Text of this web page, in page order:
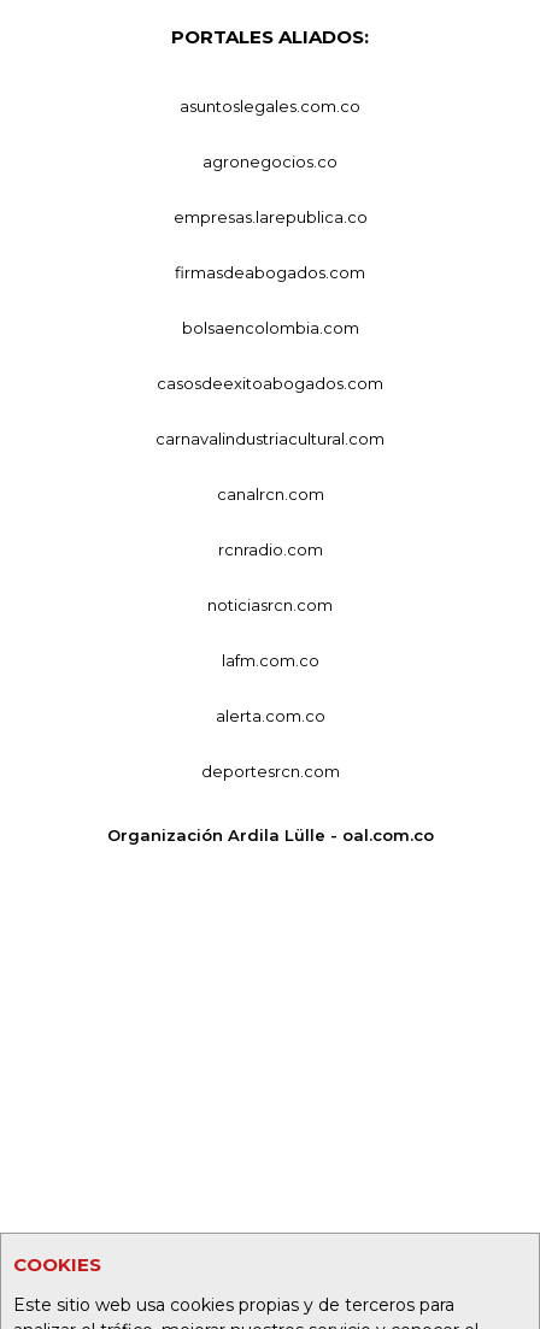
COOKIES
Este sitio web usa cookies propias y de terceros para
PORTALES ALIADOS:
asuntoslegales.com.co
agronegocios.co
empresas.larepublica.co
firmasdeabogados.com
bolsaencolombia.com
casosdeexitoabogados.com
carnavalindustriacultural.com
canalrcn.com
rcnradio.com
noticiasrcn.com
lafm.com.co
alerta.com.co
deportesrcn.com
Organización Ardila Lülle - oal.com.co